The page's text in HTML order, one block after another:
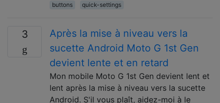
buttons
quick-settings
3
Après la mise à niveau vers la
sucette Android Moto G 1st Gen
devient lente et en retard
Mon mobile Moto G 1st Gen devient lent et
lent après la mise à niveau vers la sucette
Android. S'il vous plaît, aidez-moi à le